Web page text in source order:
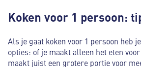
Koken voor 1 persoon:
Als je gaat koken voor 1 persoon heb
opties: of je maakt alleen het eten
maakt juist een grotere portie voor